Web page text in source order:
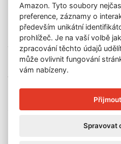
KONTAKT
GALERIE LAZARSKÁ
Lazarská 7
110 00 Praha 1
E-mail:
Telefon:
+420 603 284
OTEVÍRACÍ DOBA
10:00 – 12:00 |
Amazon. Tyto soubory
preference, záznamy o
především unikátní
prohlížeč. Je na vaší volbě
zpracování těchto údajů
může ovlivnit fungování
vám nabízeny.
Spravovat